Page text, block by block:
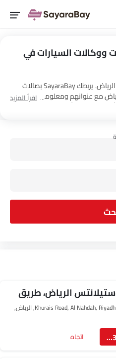
ووكالات السيارات في
حدد موقع صالات عرض 5 أبارث في الرياض‎. يربطك SayaraBay بصالات
عرض أبارث المعتمدة والتجار في الرياض‎ مع عنوانهم ومعلومات الاتصال
السيارات أبارث والعروض
اقرأ المزيد
الرياض، طريق
Khurais Road, Al Nahdah, Riyadh 13223, الرياض‎,
اتجاه